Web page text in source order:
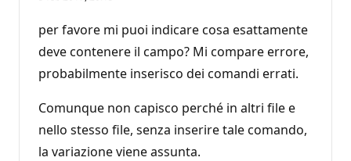
per favore mi puoi indicare cosa esattamente
deve contenere il campo? Mi compare errore,
probabilmente inserisco dei comandi errati.
Comunque non capisco perché in altri file e
nello stesso file, senza inserire tale comando,
la variazione viene assunta.